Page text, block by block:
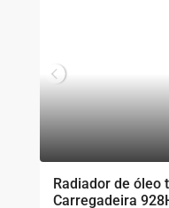
Radiador de óleo
Carregadeira